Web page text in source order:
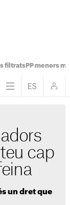
filtratsPP menors
cap
un dret que